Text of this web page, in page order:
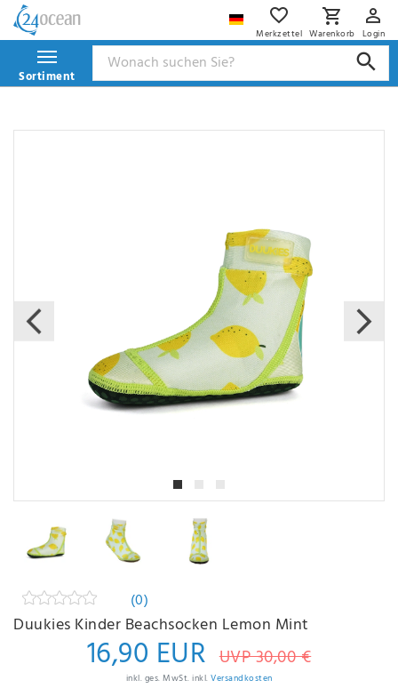
Merkzettel Warenkorb Login
Sortiment
(0)
Duukies Kinder Beachsocken Lemon Mint
16,90 EUR UVP 30,00 €
inkl. ges. MwSt. inkl. Versandkosten